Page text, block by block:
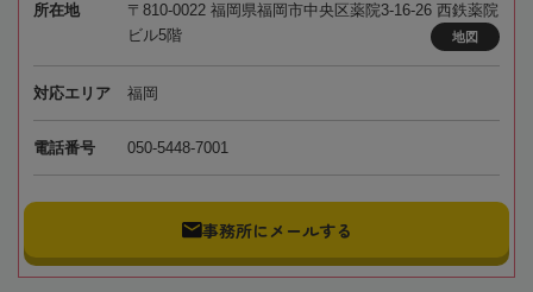
所在地
〒810-0022 福岡県福岡市中央区薬院3-16-26 西鉄薬院
ビル5階
地図
対応エリア 福岡
電話番号 050-5448-7001
事務所にメールする